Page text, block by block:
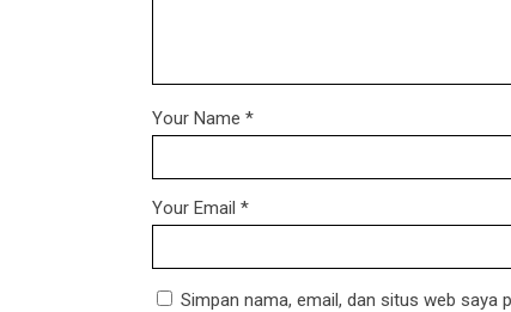
Your Name *
Your Email *
Simpan nama, email, dan situs web saya